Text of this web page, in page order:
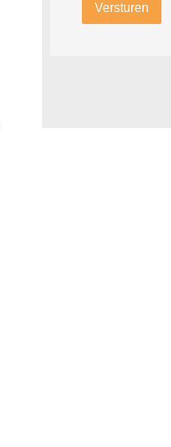
Versturen